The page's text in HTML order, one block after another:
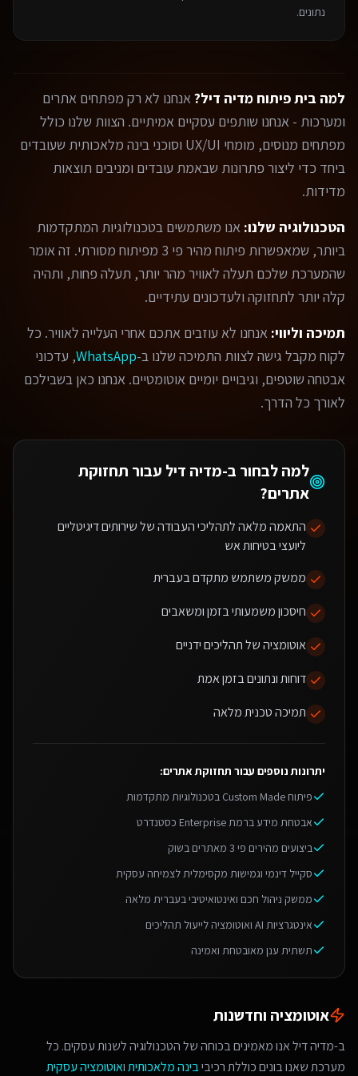
נתונים.
למה בית פיתוח מדיה דיל?אנחנו לא רק מפתחים אתרים
ומערכות - אנחנו שותפים עסקיים אמיתיים. הצוות שלנו כולל
מפתחים מנוסים, מומחי UX/UI וסוכני בינה מלאכותית שעובדים
ביחד כדי ליצור פתרונות שבאמת עובדים ומניבים תוצאות
מדידות.
הטכנולוגיה שלנו: אנו משתמשים בטכנולוגיות המתקדמות
ביותר, שמאפשרות פיתוח מהיר פי 3 מפיתוח מסורתי. זה אומר
שהמערכת שלכם תעלה לאוויר מהר יותר, תעלה פחות, ותהיה
קלה יותר לתחזוקה ולעדכונים עתידיים.
תמיכה וליווי: אנחנו לא עוזבים אתכם אחרי העלייה לאוויר. כל
לקוח מקבל גישה לצוות התמיכה שלנו ב-WhatsApp, עדכוני
אבטחה שוטפים, וגיבויים יומיים אוטומטיים. אנחנו כאן בשבילכם
לאורך כל הדרך.
למה לבחור ב-מדיה דיל עבור תחזוקת
אתרים?
התאמה מלאה לתהליכי העבודה של שירותים דיגיטליים
ליועצי בטיחות אש
ממשק משתמש מתקדם בעברית
חיסכון משמעותי בזמן ומשאבים
אוטומציה של תהליכים ידניים
דוחות ונתונים בזמן אמת
תמיכה טכנית מלאה
יתרונות נוספים עבור תחזוקת אתרים:
פיתוח Custom Made בטכנולוגיות מתקדמות
אבטחת מידע ברמת Enterprise כסטנדרט
ביצועים מהירים פי 3 מאתרים בשוק
סקייל דינמי וגמישות מקסימלית לצמיחה עסקית
ממשק ניהול חכם ואינטואיטיבי בעברית מלאה
אינטגרציות AI ואוטומציה לייעול תהליכים
תשתית ענן מאובטחת ואמינה
אוטומציה וחדשנות
ב-מדיה דיל אנו מאמינים בכוחה של הטכנולוגיה לשנות עסקים. כל
מערכת שאנו בונים כוללת רכיביבינה מלאכותיתואוטומציה עסקית